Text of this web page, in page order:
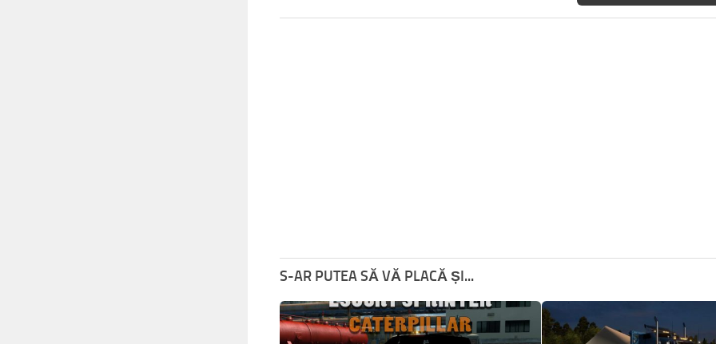
S-AR PUTEA SĂ VĂ PLACĂ ȘI...